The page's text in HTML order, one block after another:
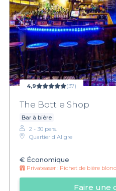
4,9 (37)
The Bottle Shop
Bar à bière
2 - 30 pers.
Quartier d'Aligre
€ Économique
Privateaser : Pichet de bière
Faire une